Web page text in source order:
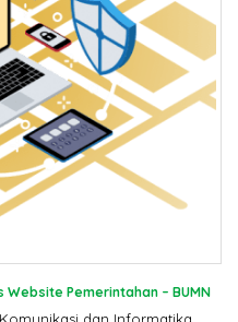
Website Pemerintahan – BUMN
dan Informatika